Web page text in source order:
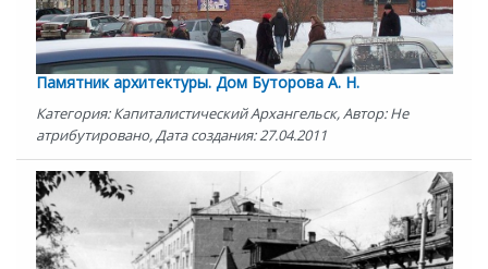
Памятник архитектуры. Дом Буторова А. Н.
Категория: Капиталистический Архангельск, Автор: Не
атрибутировано, Дата создания: 27.04.2011